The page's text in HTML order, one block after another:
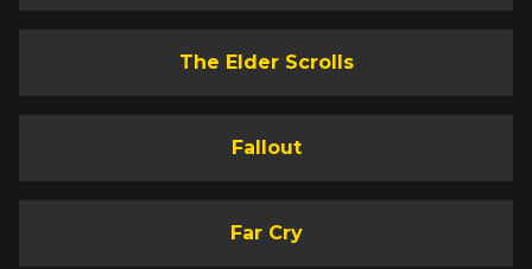
The Elder Scrolls
Fallout
Far Cry